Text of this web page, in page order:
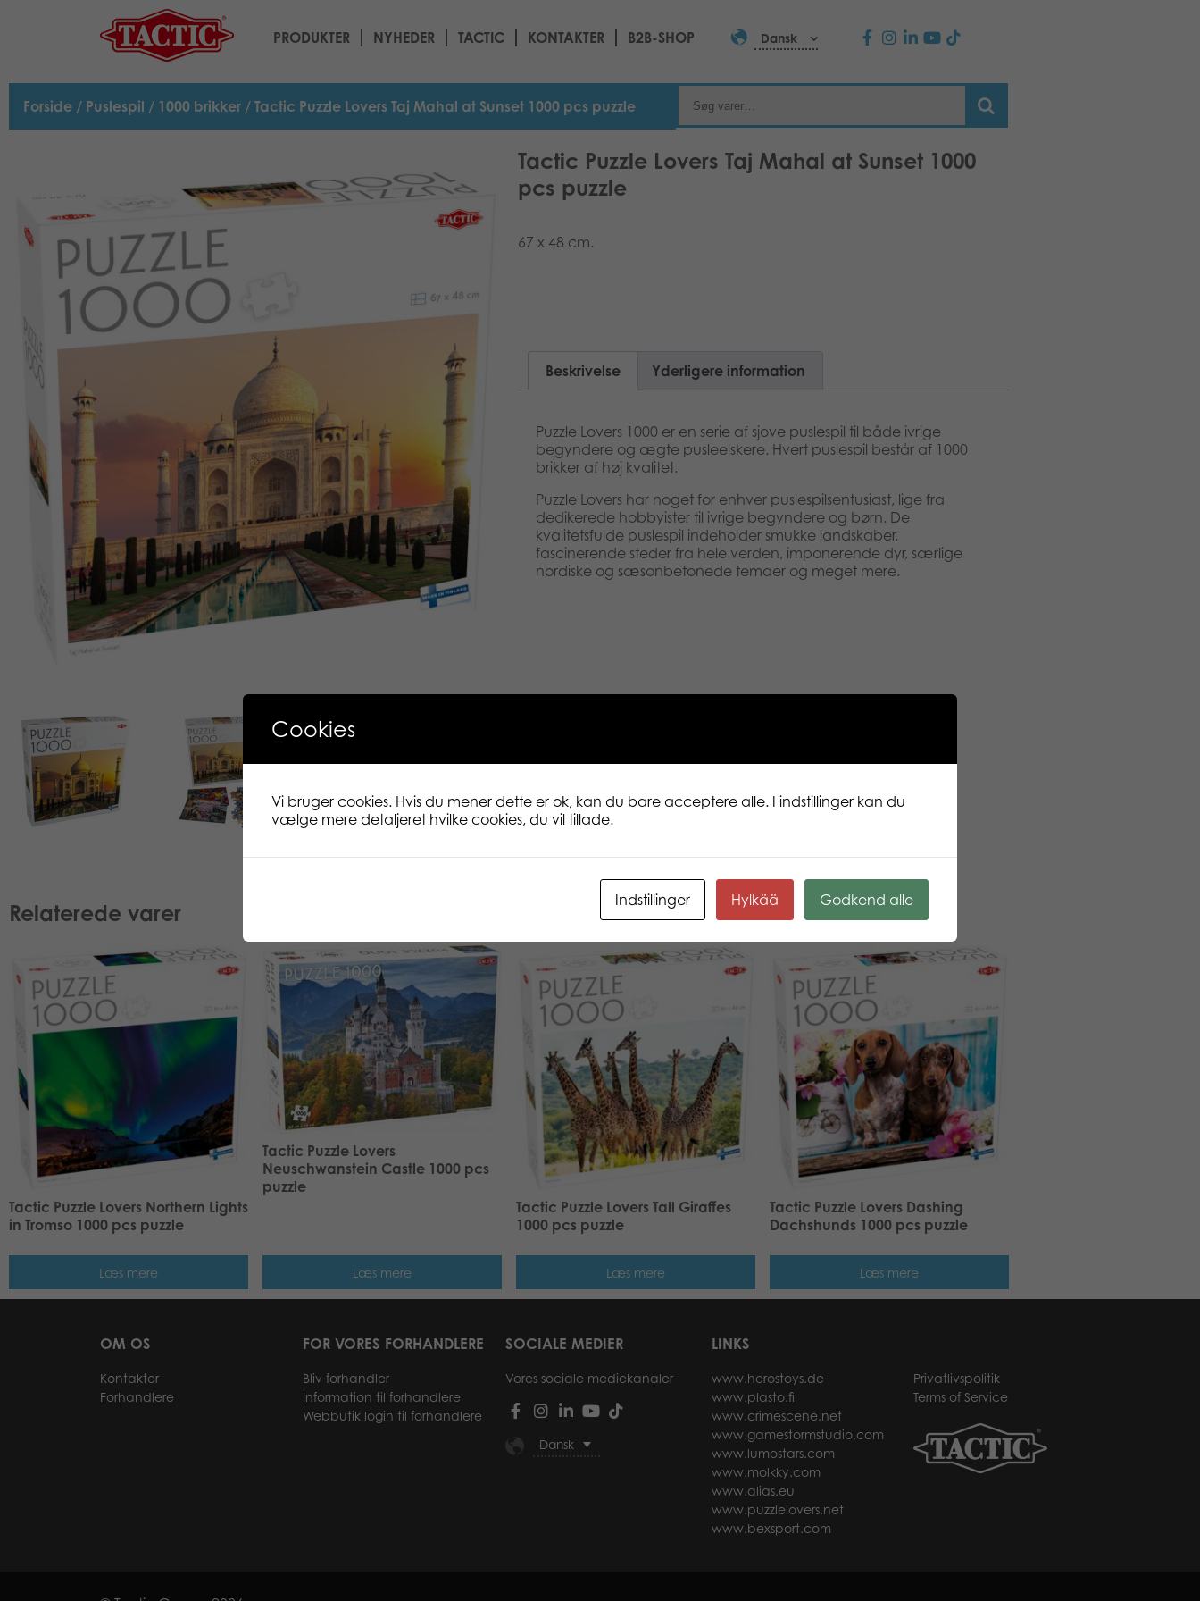
PRODUKTER NYHEDER TACTIC KONTAKTER B2B-SHOP Dansk
Forside / Puslespil / 1000 brikker / Tactic Puzzle Lovers Taj Mahal at Sunset 1000 pcs puzzle
Tactic Puzzle Lovers Taj Mahal at Sunset 1000
pcs puzzle
67 x 48 cm.
Beskrivelse Yderligere information
Puzzle Lovers 1000 er en serie af sjove puslespil til både ivrige
begyndere og ægte pusleelskere. Hvert puslespil består af 1000
brikker af høj kvalitet.
Puzzle Lovers har noget for enhver puslespilsentusiast, lige fra
dedikerede hobbyister til ivrige begyndere og børn. De
kvalitetsfulde puslespil indeholder smukke landskaber,
fascinerende steder fra hele verden, imponerende dyr, særlige
nordiske og sæsonbetonede temaer og meget mere.
Relaterede varer
Tactic Puzzle Lovers Northern Lights
in Tromso 1000 pcs puzzle
Læs mere
Tactic Puzzle Lovers
Neuschwanstein Castle 1000 pcs
puzzle
Læs mere
Tactic Puzzle Lovers Tall Giraffes
1000 pcs puzzle
Læs mere
Tactic Puzzle Lovers Dashing
Dachshunds 1000 pcs puzzle
Læs mere
OM OS
Kontakter
Forhandlere
FOR VORES FORHANDLERE
Bliv forhandler
Information til forhandlere
Webbutik login til forhandlere
SOCIALE MEDIER
Vores sociale mediekanaler
Dansk
LINKS
www.herostoys.de
www.plasto.fi
www.crimescene.net
www.gamestormstudio.com
www.lumostars.com
www.molkky.com
www.alias.eu
www.puzzlelovers.net
www.bexsport.com
Privatlivspolitik
Terms of Service
Cookies
Vi bruger cookies. Hvis du mener dette er ok, kan du bare acceptere alle. I indstillinger kan du
vælge mere detaljeret hvilke cookies, du vil tillade.
Indstillinger Hylkää Godkend alle